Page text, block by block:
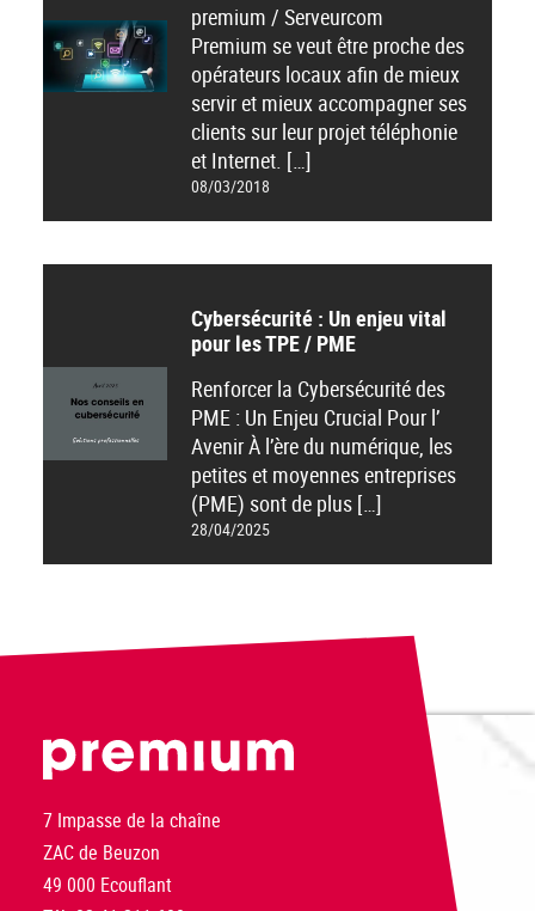
premium / Serveurcom
Premium se veut être proche des
opérateurs locaux afin de mieux
servir et mieux accompagner ses
clients sur leur projet téléphonie
et Internet. […]
08/03/2018
Cybersécurité : Un enjeu vital
pour les TPE / PME
Renforcer la Cybersécurité des
PME : Un Enjeu Crucial Pour l’
Avenir À l’ère du numérique, les
petites et moyennes entreprises
(PME) sont de plus […]
28/04/2025
7 Impasse de la chaîne
ZAC de Beuzon
49 000 Ecouflant